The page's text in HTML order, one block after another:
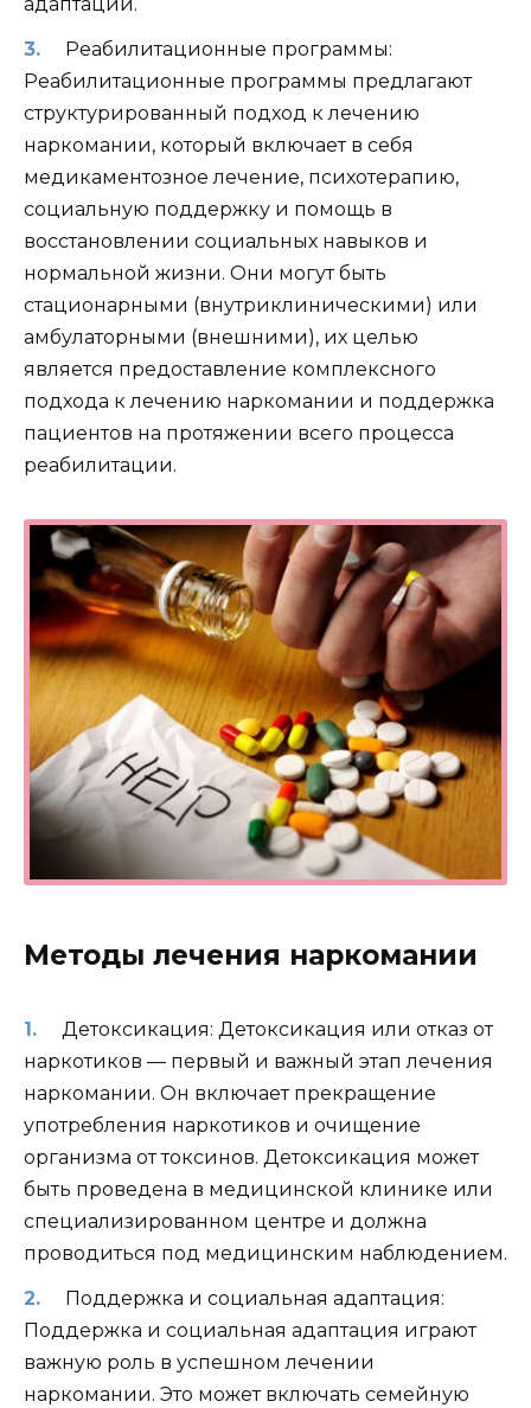
Реабилитационные программы:
Реабилитационные программы предлагают
структурированный подход к лечению
наркомании, который включает в себя
медикаментозное лечение, психотерапию,
социальную поддержку и помощь в
восстановлении социальных навыков и
нормальной жизни. Они могут быть
стационарными (внутриклиническими) или
амбулаторными (внешними), их целью
является предоставление комплексного
подхода к лечению наркомании и поддержка
пациентов на протяжении всего процесса
реабилитации.
Методы лечения наркомании
Детоксикация: Детоксикация или отказ от
наркотиков — первый и важный этап лечения
наркомании. Он включает прекращение
употребления наркотиков и очищение
организма от токсинов. Детоксикация может
быть проведена в медицинской клинике или
специализированном центре и должна
проводиться под медицинским наблюдением.
Поддержка и социальная адаптация:
Поддержка и социальная адаптация играют
важную роль в успешном лечении
наркомании. Это может включать семейную